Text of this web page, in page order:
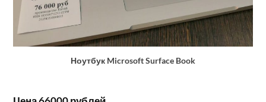
Ноутбук Microsoft Surface Book